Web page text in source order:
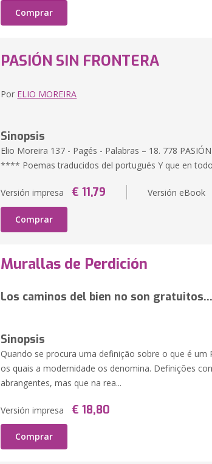
Comprar
PASIÓN SIN FRONTERA
Por ELIO MOREIRA
Sinopsis
Elio Moreira 137 - Pagés - Palabras – 18. 778
**** Poemas traducidos del portugués Y que en
Versión impresa € 11,79 Versión eBook
Comprar
Murallas de Perdición
Los caminos del bien no son gratuitos...
Sinopsis
Quando se procura uma definição sobre o que é
os quais a modernidade os denomina. Definições
abrangentes, mas que na rea...
Versión impresa € 18,80
Comprar